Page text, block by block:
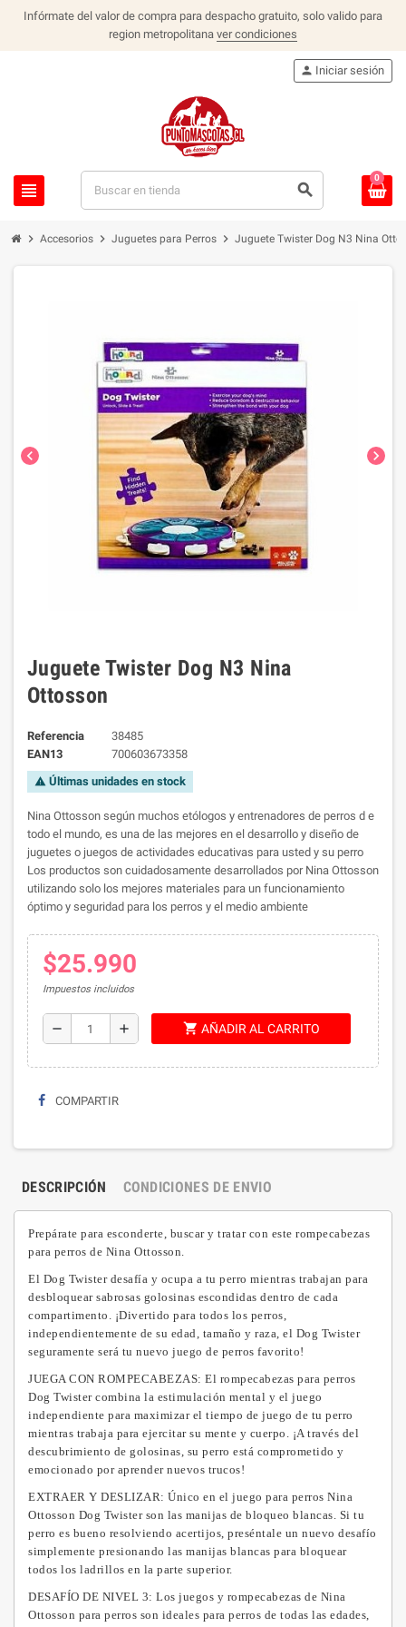
Infórmate del valor de compra para despacho gratuito, solo valido para
region metropolitana ver condiciones
view_headline search
person Iniciar sesión
0
chevron_right Accesorios chevron_right Juguetes para Perros chevron_right Juguete Twister Dog N3 Nina
chevron_left chevron_right
Juguete Twister Dog N3 Nina
Ottosson
Referencia
38485
EAN13
700603673358
warning Últimas unidades en stock
Nina Ottosson según muchos etólogos y entrenadores de perros d e
todo el mundo, es una de las mejores en el desarrollo y diseño de
juguetes o juegos de actividades educativas para usted y su perro
Los productos son cuidadosamente desarrollados por Nina Ottosson
utilizando solo los mejores materiales para un funcionamiento
óptimo y seguridad para los perros y el medio ambiente
$25.990
Impuestos incluidos
remove add shopping_cart AÑADIR AL CARRITO
COMPARTIR
DESCRIPCIÓN CONDICIONES DE ENVIO
Prepárate para esconderte, buscar y tratar con este rompecabezas
para perros de Nina Ottosson.
El Dog Twister desafía y ocupa a tu perro mientras trabajan para
desbloquear sabrosas golosinas escondidas dentro de cada
compartimento. ¡Divertido para todos los perros,
independientemente de su edad, tamaño y raza, el Dog Twister
seguramente será tu nuevo juego de perros favorito!
JUEGA CON ROMPECABEZAS: El rompecabezas para perros
Dog Twister combina la estimulación mental y el juego
independiente para maximizar el tiempo de juego de tu perro
mientras trabaja para ejercitar su mente y cuerpo. ¡A través del
descubrimiento de golosinas, su perro está comprometido y
emocionado por aprender nuevos trucos!
EXTRAER Y DESLIZAR: Único en el juego para perros Nina
Ottosson Dog Twister son las manijas de bloqueo blancas. Si tu
perro es bueno resolviendo acertijos, preséntale un nuevo desafío
simplemente presionando las manijas blancas para bloquear
todos los ladrillos en la parte superior.
DESAFÍO DE NIVEL 3: Los juegos y rompecabezas de Nina
Ottosson para perros son ideales para perros de todas las edades,